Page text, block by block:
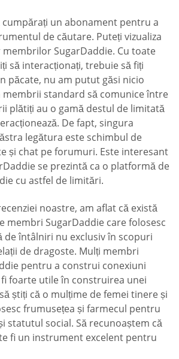
cumpărați un abonament pentru a
de căutare. Puteți vizualiza
SugarDaddie. Cu toate
să interacționați, trebuie să fiți
păcate, nu am putut găsi nicio
standard să comunice între
plătiți au o gamă destul de limitată
De fapt, singura
legătura este schimbul de
și chat pe forumuri. Este interesant
se prezintă ca o platformă de
cu astfel de limitări.
noastre, am aflat că există
membri SugarDaddie care folosesc
de întâlniri nu exclusiv în scopuri
de dragoste. Mulți membri
pentru a construi conexiuni
foarte utile în construirea unei
știți că o mulțime de femei tinere și
frumusețea și farmecul pentru
statutul social. Să recunoaștem că
fi un instrument excelent pentru